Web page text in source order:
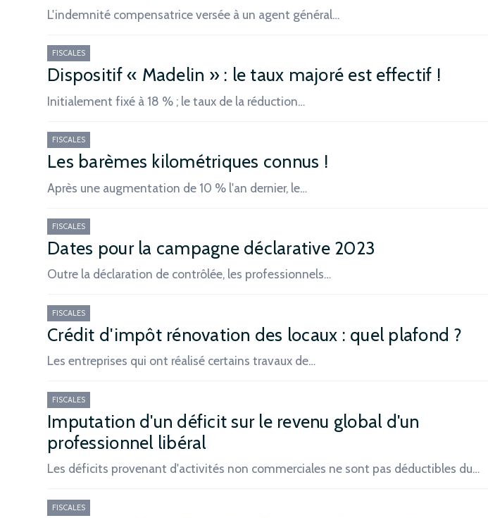
L'indemnité compensatrice versée à un agent général…
FISCALES
Dispositif « Madelin » : le taux majoré est effectif !
Initialement fixé à 18 % ; le taux de la réduction…
FISCALES
Les barèmes kilométriques connus !
Après une augmentation de 10 % l'an dernier, le…
FISCALES
Dates pour la campagne déclarative 2023
Outre la déclaration de contrôlée, les professionnels…
FISCALES
Crédit d'impôt rénovation des locaux : quel plafond ?
Les entreprises qui ont réalisé certains travaux de…
FISCALES
Imputation d'un déficit sur le revenu global d'un
professionnel libéral
Les déficits provenant d'activités non commerciales ne sont pas déductibles du…
FISCALES